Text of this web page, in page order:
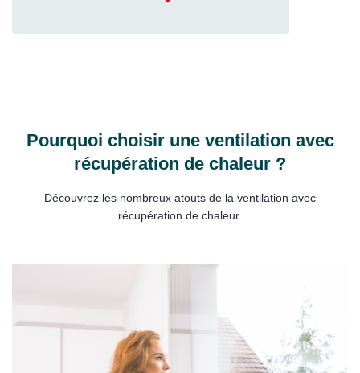
Pourquoi choisir une ventilation avec
récupération de chaleur ?
Découvrez les nombreux atouts de la ventilation avec
récupération de chaleur.